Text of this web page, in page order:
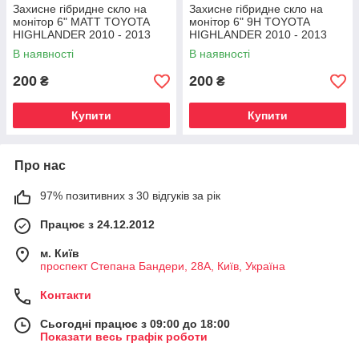
Захисне гібридне скло на
монітор 6" MATT TOYOTA
HIGHLANDER 2010 - 2013
В наявності
200 ₴
Купити
Захисне гібридне скло на
монітор 6" 9H TOYOTA
HIGHLANDER 2010 - 2013
В наявності
200 ₴
Купити
Про нас
97% позитивних з 30 відгуків за рік
Працює з 24.12.2012
м. Київ
проспект Степана Бандери, 28А, Київ, Україна
Контакти
Сьогодні працює з 09:00 до 18:00
Показати весь графік роботи